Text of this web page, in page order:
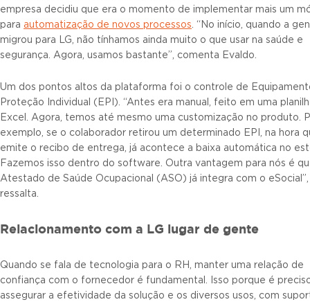
empresa decidiu que era o momento de implementar mais um
para automatização de novos processos . “No início, quando a
migrou para LG, não tínhamos ainda muito o que usar na saúde e
segurança. Agora, usamos bastante”, comenta Evaldo.
Um dos pontos altos da plataforma foi o controle de
Proteção Individual (EPI). “Antes era manual, feito em uma
Excel. Agora, temos até mesmo uma customização no produto.
exemplo, se o colaborador retirou um determinado EPI, na hora
emite o recibo de entrega, já acontece a baixa automática no
Fazemos isso dentro do software. Outra vantagem para nós é
Atestado de Saúde Ocupacional (ASO) já integra com o eSocial”,
ressalta.
Relacionamento com a LG lugar de gente
Quando se fala de tecnologia para o RH, manter uma relação de
confiança com o fornecedor é fundamental. Isso porque é
assegurar a efetividade da solução e os diversos usos, com